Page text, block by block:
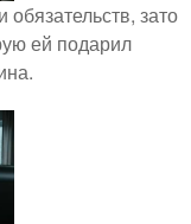
зато
ей подарил